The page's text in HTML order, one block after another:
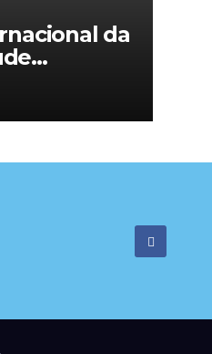
da
em
gratuitas